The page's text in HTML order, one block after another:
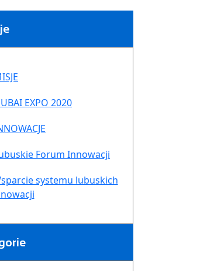
EXPO 2020
Forum Innowacji
systemu lubuskich